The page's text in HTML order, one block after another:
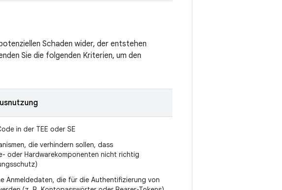
Schaden wider, der entstehen
Sie die folgenden Kriterien, um den
in der TEE oder SE
die verhindern sollen, dass
oder Hardwarekomponenten nicht richtig
Anmeldedaten, die für die Authentifizierung von